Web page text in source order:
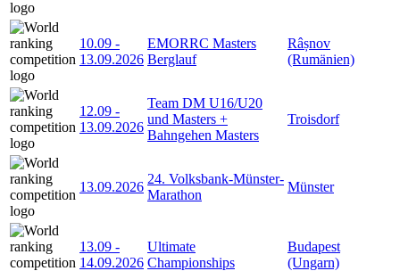
10.09 -
13.09.2026
EMORRC Masters
Berglauf
Râșnov
(Rumänien)
12.09 -
13.09.2026
Team DM U16/U20
und Masters +
Bahngehen Masters
Troisdorf
13.09.2026
24. Volksbank-Münster-
Marathon
Münster
13.09 -
14.09.2026
Ultimate
Championships
Budapest
(Ungarn)